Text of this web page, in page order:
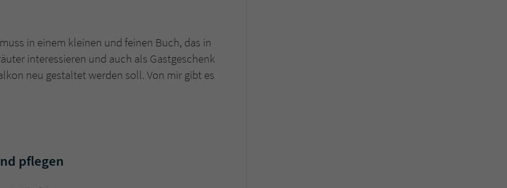
in einem kleinen und feinen Buch, das in
interessieren und auch als Gastgeschenk
neu gestaltet werden soll. Von mir gibt es
pflegen